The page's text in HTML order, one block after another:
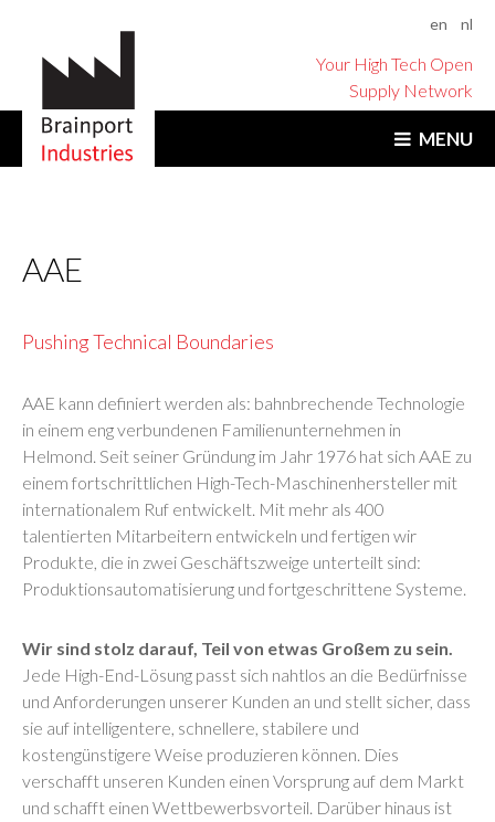
en nl
Your High Tech Open
Supply Network
MENU
AAE
Pushing Technical Boundaries
AAE kann definiert werden als: bahnbrechende Technologie
in einem eng verbundenen Familienunternehmen in
Helmond. Seit seiner Gründung im Jahr 1976 hat sich AAE zu
einem fortschrittlichen High-Tech-Maschinenhersteller mit
internationalem Ruf entwickelt. Mit mehr als 400
talentierten Mitarbeitern entwickeln und fertigen wir
Produkte, die in zwei Geschäftszweige unterteilt sind:
Produktionsautomatisierung und fortgeschrittene Systeme.
Wir sind stolz darauf, Teil von etwas Großem zu sein.
Jede High-End-Lösung passt sich nahtlos an die Bedürfnisse
und Anforderungen unserer Kunden an und stellt sicher, dass
sie auf intelligentere, schnellere, stabilere und
kostengünstigere Weise produzieren können. Dies
verschafft unseren Kunden einen Vorsprung auf dem Markt
und schafft einen Wettbewerbsvorteil. Darüber hinaus ist